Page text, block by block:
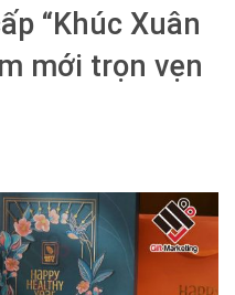
“Khúc Xuân
mới trọn vẹn